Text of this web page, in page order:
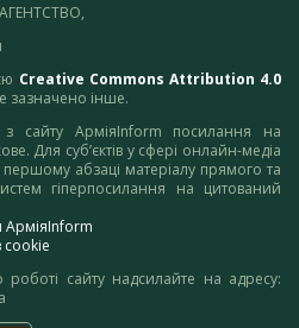
Creative Commons Attribution 4.0
зазначено інше.
з сайту АрміяInform посилання на
Для суб’єктів у сфері онлайн-медіа
абзаці матеріалу прямого та
гіперпосилання на цитований
АрміяInform
cookie
роботі сайту надсилайте на адресу: